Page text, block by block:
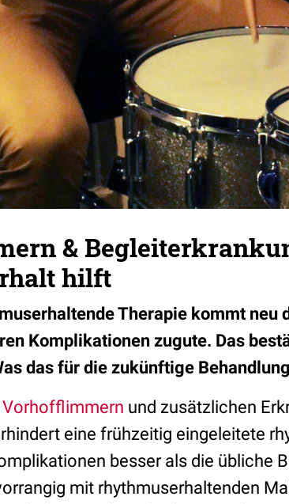
&
hilft
Therapie kommt neu
Komplikationen zugute. Das
das für die zukünftige
Vorhofflimmern und zusätzlichen
eine frühzeitig eingeleitete
besser als die übliche
mit rhythmuserhaltenden